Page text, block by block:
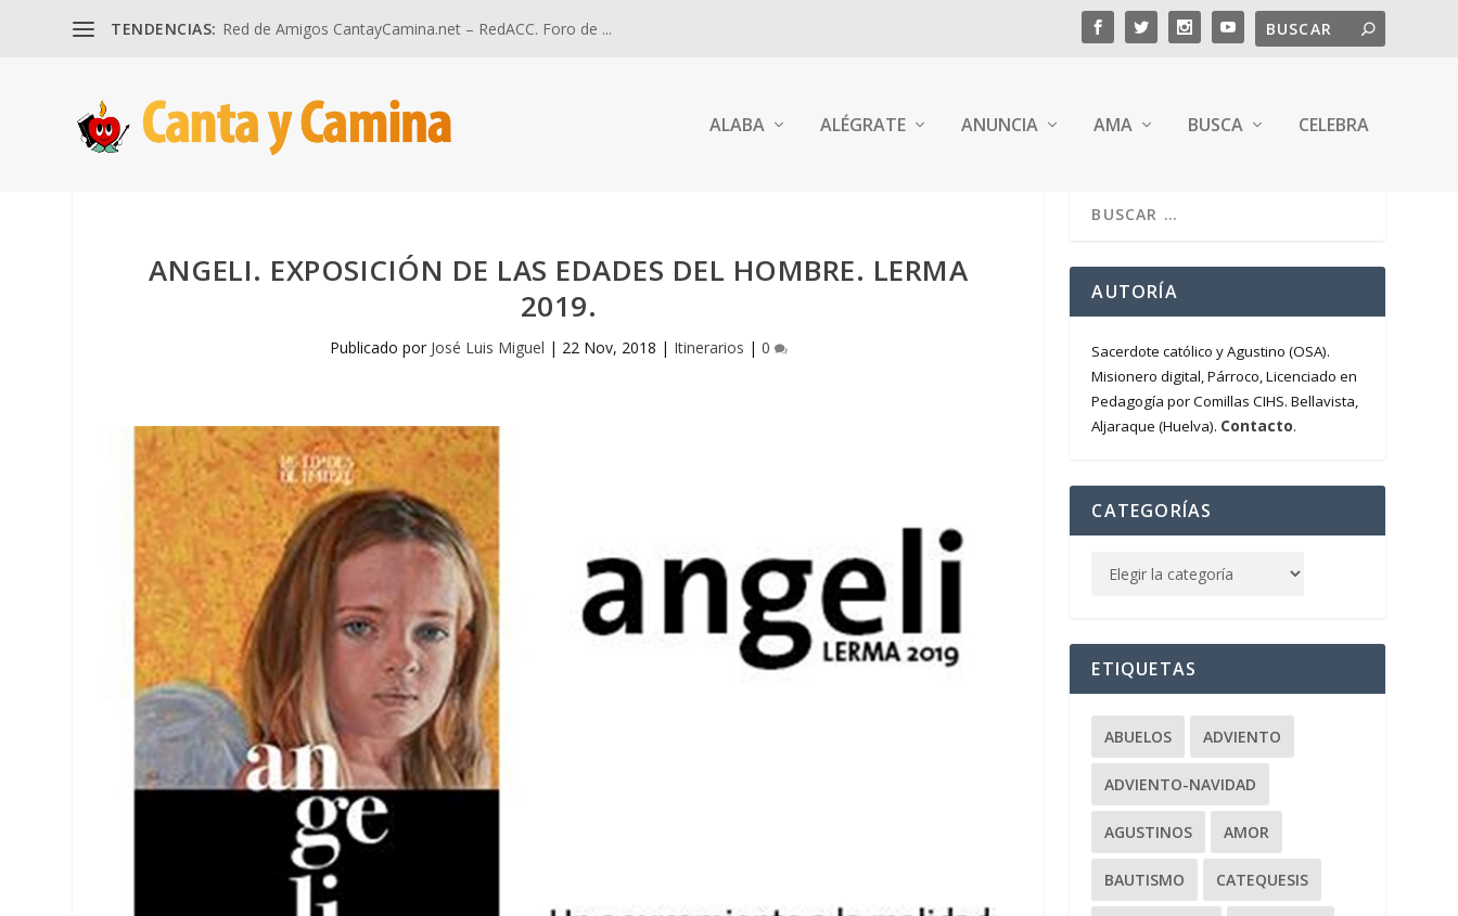
TENDENCIAS: Red de Amigos CantayCamina.net – RedACC. Foro de ...
ALABA ALÉGRATE ANUNCIA AMA BUSCA CELEBRA
ANGELI. EXPOSICIÓN DE LAS EDADES DEL HOMBRE. LERMA
2019.
Publicado por José Luis Miguel | 22 Nov, 2018 | Itinerarios | 0
AUTORÍA
Sacerdote católico y Agustino (OSA).
Misionero digital, Párroco, Licenciado en
Pedagogía por Comillas CIHS. Bellavista,
Aljaraque (Huelva). Contacto.
CATEGORÍAS
ETIQUETAS
ABUELOS ADVIENTO
ADVIENTO-NAVIDAD
AGUSTINOS AMOR
BAUTISMO CATEQUESIS